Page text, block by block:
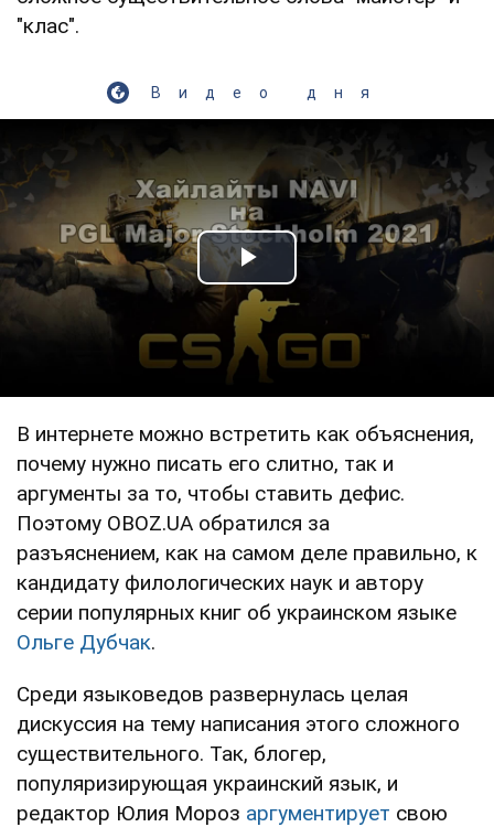
"клас".
Видео дня
Play Video
В интернете можно встретить как объяснения,
почему нужно писать его слитно, так и
аргументы за то, чтобы ставить дефис.
Поэтому OBOZ.UA обратился за
разъяснением, как на самом деле правильно, к
кандидату филологических наук и автору
серии популярных книг об украинском языке
Ольге Дубчак.
Среди языковедов развернулась целая
дискуссия на тему написания этого сложного
существительного. Так, блогер,
популяризирующая украинский язык, и
редактор Юлия Мороз аргументирует свою